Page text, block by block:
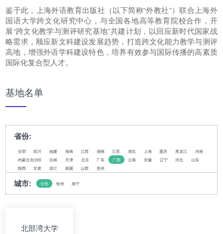
鉴于此，上海外语教育出版社（以下简称“外教社”）联合上海外
国语大学跨文化研究中心，与全国各地高等教育院校合作，开
展“跨文化教学与测评研究基地”共建计划，以回应新时代国家战
略需求，顺应新文科建设发展趋势，打造跨文化能力教学与测评
高地，增强外语学科建设特色，培养有效参与国际传播的高素质
国际化复合型人才。
基地名单
省份:
全部 四川 福建 海南 江西 湖南 江苏 湖北 上海 重庆 黑龙江
河南
内蒙古自治区
吉林 天津 北京 广东 广西 云南 安徽 辽宁 河北
山东
陕西
甘肃 浙江 新疆 山西 贵州
城市: 全部 钦州 南宁
北部湾大学